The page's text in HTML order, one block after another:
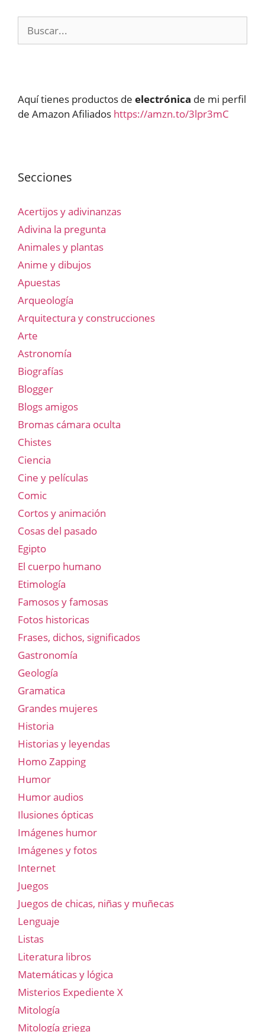
Aquí tienes productos de electrónica de mi perfil
de Amazon Afiliados https://amzn.to/3lpr3mC
Secciones
Acertijos y adivinanzas
Adivina la pregunta
Animales y plantas
Anime y dibujos
Apuestas
Arqueología
Arquitectura y construcciones
Arte
Astronomía
Biografías
Blogger
Blogs amigos
Bromas cámara oculta
Chistes
Ciencia
Cine y películas
Comic
Cortos y animación
Cosas del pasado
Egipto
El cuerpo humano
Etimología
Famosos y famosas
Fotos historicas
Frases, dichos, significados
Gastronomía
Geología
Gramatica
Grandes mujeres
Historia
Historias y leyendas
Homo Zapping
Humor
Humor audios
Ilusiones ópticas
Imágenes humor
Imágenes y fotos
Internet
Juegos
Juegos de chicas, niñas y muñecas
Lenguaje
Listas
Literatura libros
Matemáticas y lógica
Misterios Expediente X
Mitología
Mitología griega